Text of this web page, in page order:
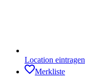
Location eintragen
Merkliste